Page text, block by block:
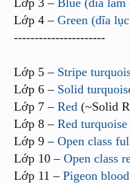
Lớp 3 – Blue (dĩa lam
Lớp 4 – Green (dĩa
----------------------
Lớp 5 – Stripe
Lớp 6 – Solid
Lớp 7 – Red (~Solid
Lớp 8 – Red turquoise
Lớp 9 – Open class
Lớp 10 – Open class
Lớp 11 – Pigeon blood